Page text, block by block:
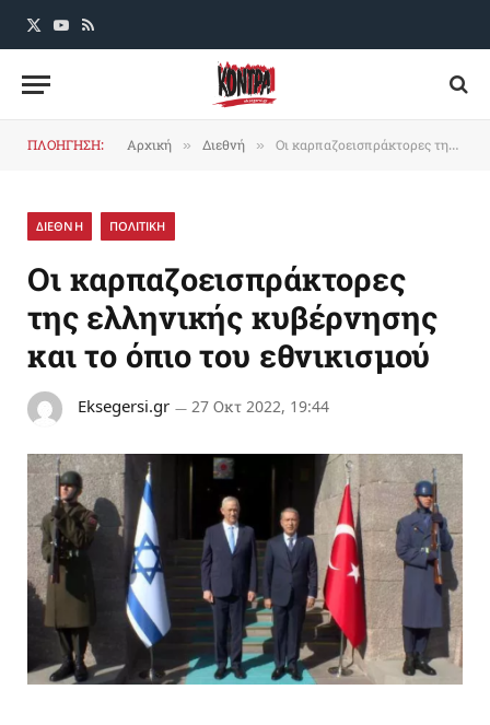
X
YouTube
RSS
ΠΛΟΗΓΗΣΗ: Αρχική » Διεθνή » Οι καρπαζοεισπράκτορες της ελληνικής κυβέρνησης και το όπιο του εθνικισμού
ΔΙΕΘΝΗ ΠΟΛΙΤΙΚΗ
Οι καρπαζοεισπράκτορες
της ελληνικής κυβέρνησης
και το όπιο του εθνικισμού
Eksegersi.gr 27 Οκτ 2022, 19:44